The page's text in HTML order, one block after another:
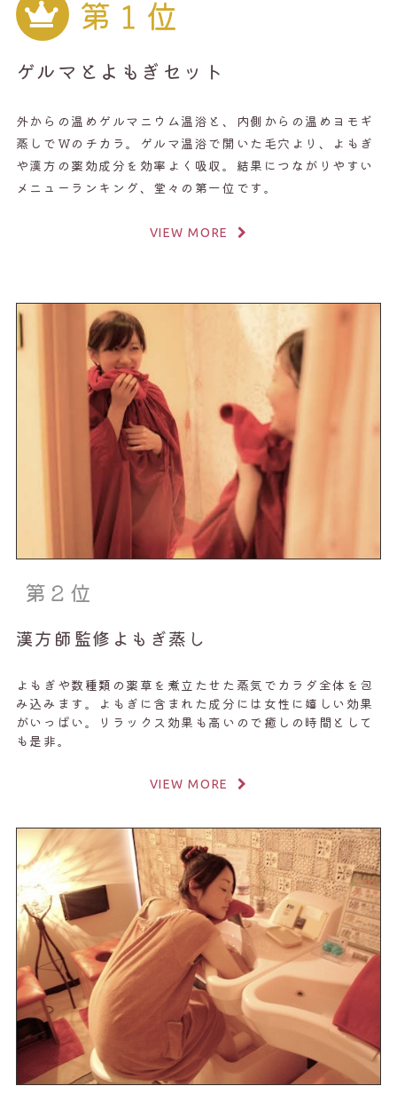
第１位
ゲルマとよもぎセット
外からの温めゲルマニウム温浴と、内側からの温めヨモギ
蒸しでWのチカラ。ゲルマ温浴で開いた毛穴より、よもぎ
や漢方の薬効成分を効率よく吸収。結果につながりやすい
メニューランキング、堂々の第一位です。
VIEW MORE
第２位
漢方師監修よもぎ蒸し
よもぎや数種類の薬草を煮立たせた蒸気でカラダ全体を包
み込みます。よもぎに含まれた成分には女性に嬉しい効果
がいっぱい。リラックス効果も高いので癒しの時間として
も是非。
VIEW MORE